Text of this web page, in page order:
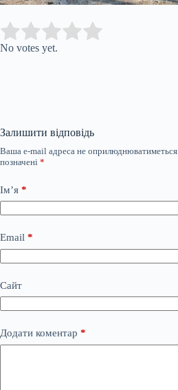
Rate this item:
No votes yet.
Залишити відповідь
Ваша e-mail адреса не оприлюднюватиметься.
позначені *
Ім’я *
Email *
Сайт
Додати коментар *